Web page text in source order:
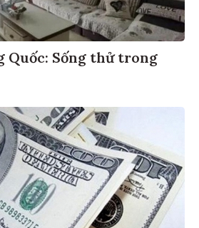
Quốc: Sống thử trong